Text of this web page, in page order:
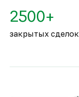
2500+
закрытых сделок